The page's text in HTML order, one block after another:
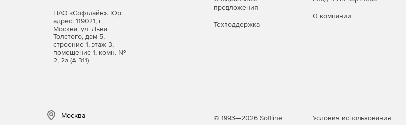
ПАО «Софтлайн». Юр.
адрес: 119021, г.
Москва, ул. Льва
Толстого, дом 5,
строение 1, этаж 3,
помещение 1, комн. №
2, 2а (А-311)
предложения
Техподдержка
О компании
Москва © 1993—2026 Softline Условия использования